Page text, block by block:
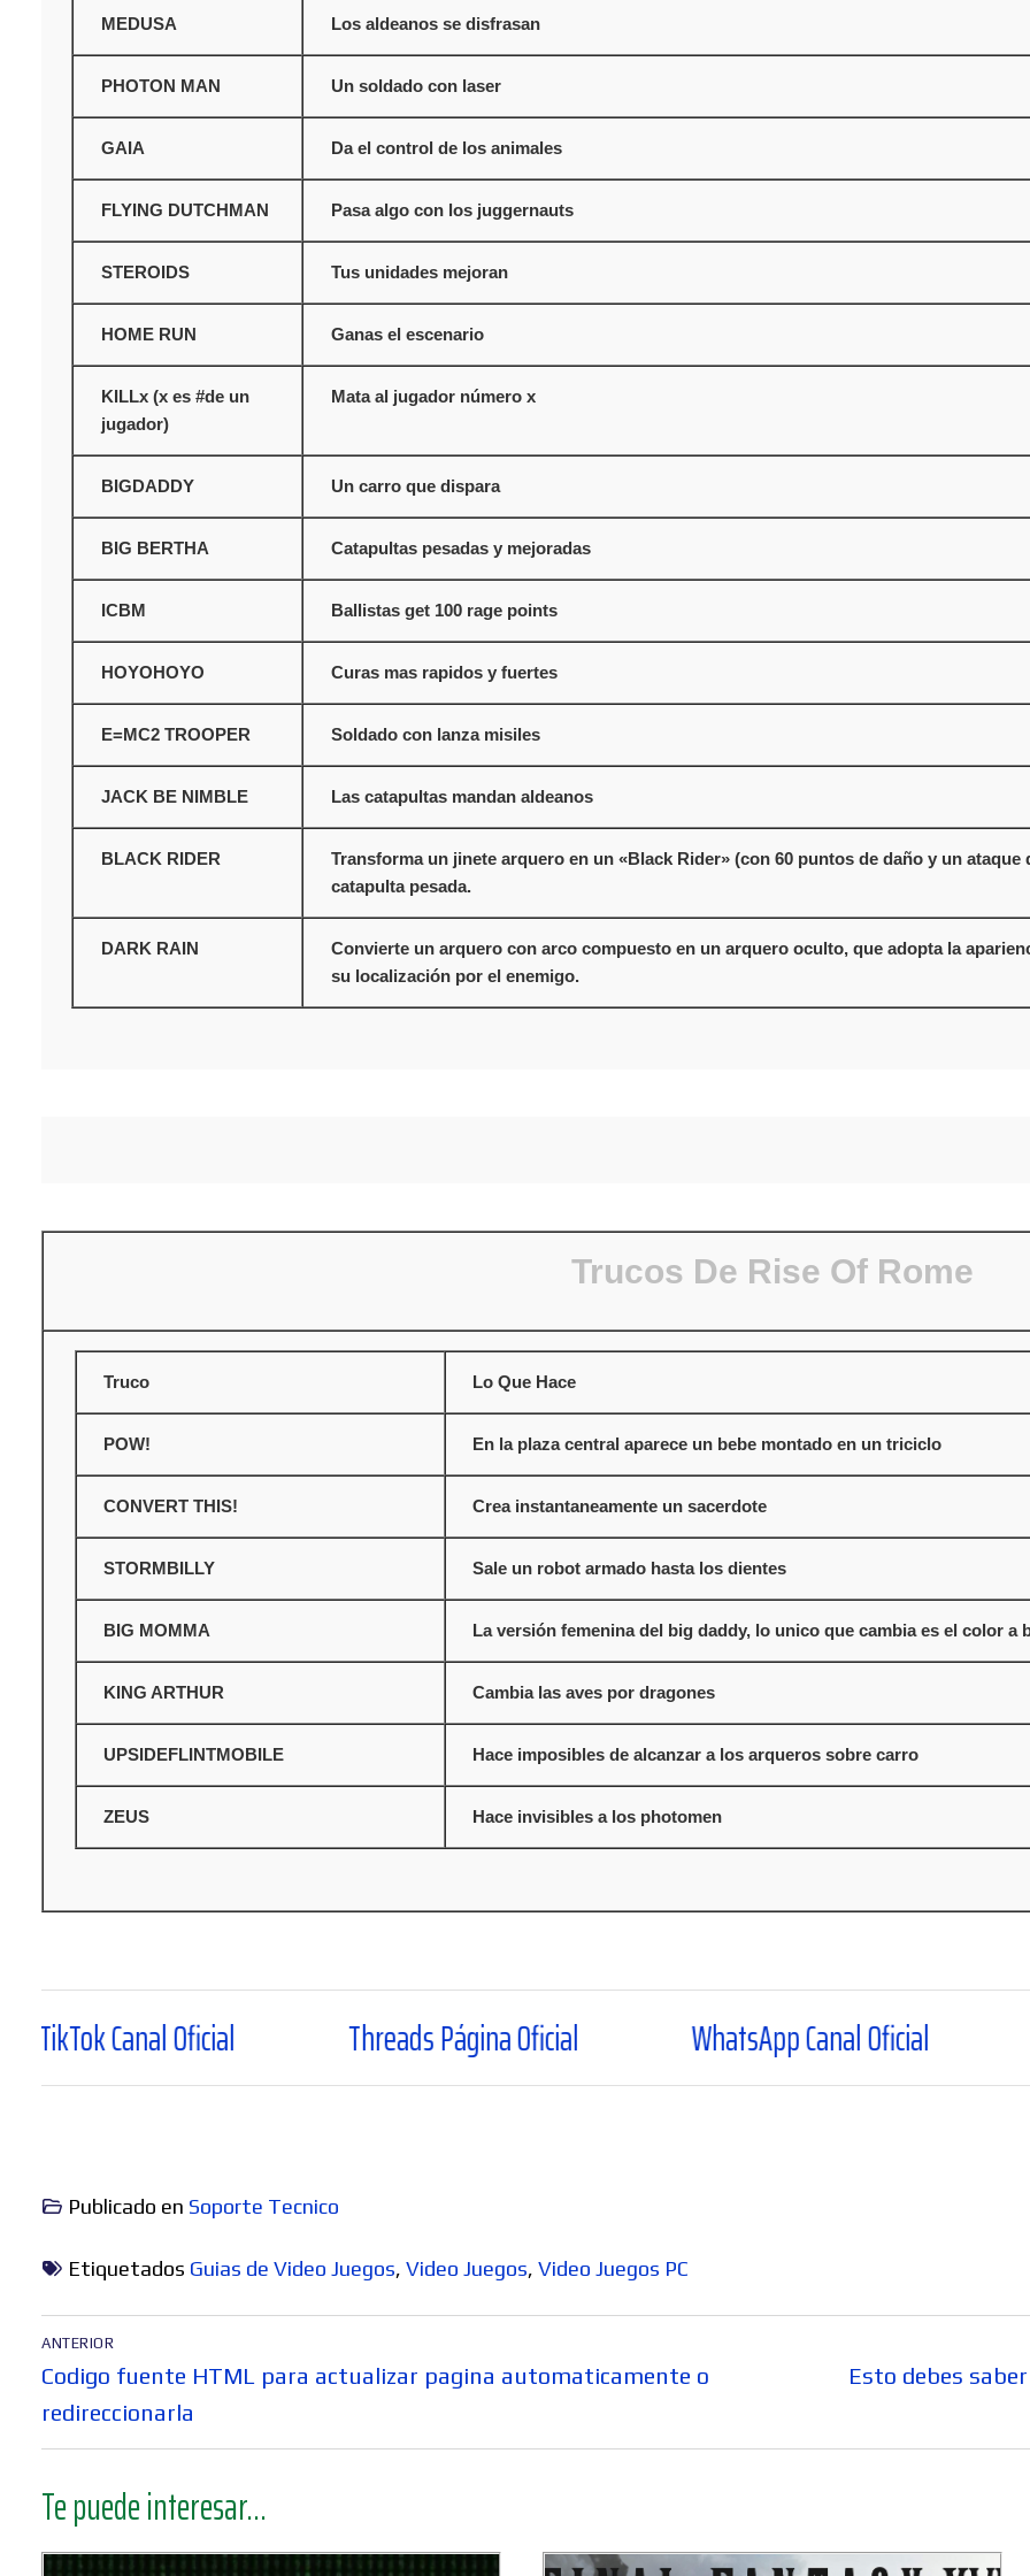
MEDUSA Los aldeanos se disfrasan
PHOTON MAN Un soldado con laser
GAIA Da el control de los animales
FLYING DUTCHMAN Pasa algo con los juggernauts
STEROIDS Tus unidades mejoran
HOME RUN Ganas el escenario
KILLx (x es #de un
jugador)
Mata al jugador número x
BIGDADDY Un carro que dispara
BIG BERTHA Catapultas pesadas y mejoradas
ICBM Ballistas get 100 rage points
HOYOHOYO Curas mas rapidos y fuertes
E=MC2 TROOPER Soldado con lanza misiles
JACK BE NIMBLE Las catapultas mandan aldeanos
BLACK RIDER
Transforma un jinete arquero en un «Black Rider» (con 60 puntos de daño y un
catapulta pesada.
DARK RAIN
Convierte un arquero con arco compuesto en un arquero oculto, que adopta la
su localización por el enemigo.
Trucos De Rise Of Rome
Truco Lo Que Hace
POW! En la plaza central aparece un bebe montado en un triciclo
CONVERT THIS! Crea instantaneamente un sacerdote
STORMBILLY Sale un robot armado hasta los dientes
BIG MOMMA La versión femenina del big daddy, lo unico que cambia es el color a
KING ARTHUR Cambia las aves por dragones
UPSIDEFLINTMOBILE Hace imposibles de alcanzar a los arqueros sobre carro
ZEUS Hace invisibles a los photomen
Oficial Threads Página Oficial WhatsApp Canal Oficial
Publicado en Soporte Tecnico
Etiquetados Guias de Video Juegos, Video Juegos, Video Juegos PC
Navegación
de
entradas
ANTERIOR
Entrada
anterior:
Codigo fuente HTML para actualizar pagina automaticamente o
redireccionarla
Entrada
Esto debes
Te puede interesar...